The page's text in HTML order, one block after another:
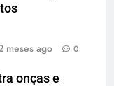
meses ago 0
onças e